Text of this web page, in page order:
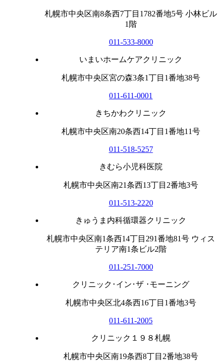
札幌市中央区南8条西7丁目1782番地5号 小林ビル
1階
011-533-8000
いまいホームケアクリニック
札幌市中央区宮の森3条1丁目1番地38号
011-611-0001
きちかわクリニック
札幌市中央区南20条西14丁目1番地11号
011-518-5257
きむら小児科医院
札幌市中央区南21条西13丁目2番地3号
011-513-2220
きゅうま内科循環器クリニック
札幌市中央区南1条西14丁目291番地81号 ウィス
テリア南1条ビル2階
011-251-7000
クリニック･イン･ザ ･モーニング
札幌市中央区北4条西16丁目1番地3号
011-611-2005
クリニック１９８札幌
札幌市中央区南19条西8丁目2番地38号